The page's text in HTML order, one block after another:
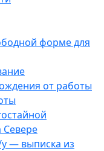
форме для
от работы
Севере
— выписка из